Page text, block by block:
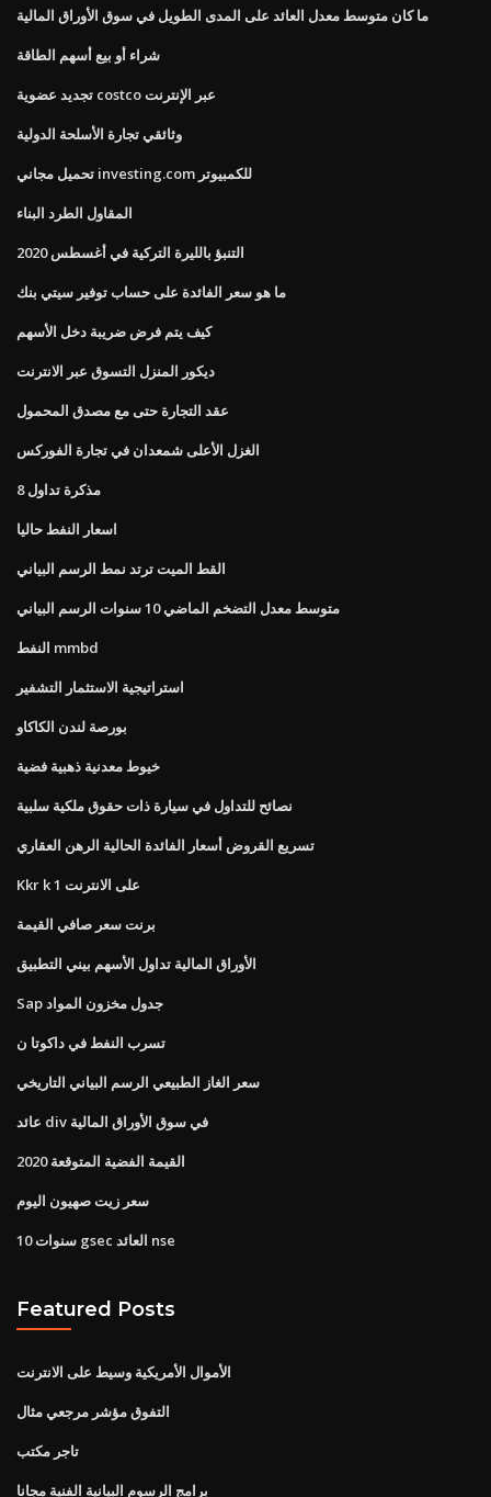
ما كان متوسط ​​معدل العائد على المدى الطويل في سوق الأوراق المالية
شراء أو بيع أسهم الطاقة
تجديد عضوية costco عبر الإنترنت
وثائقي تجارة الأسلحة الدولية
تحميل مجاني investing.com للكمبيوتر
المقاول الطرد البناء
التنبؤ بالليرة التركية في أغسطس 2020
ما هو سعر الفائدة على حساب توفير سيتي بنك
كيف يتم فرض ضريبة دخل الأسهم
ديكور المنزل التسوق عبر الانترنت
عقد التجارة حتى مع مصدق المحمول
الغزل الأعلى شمعدان في تجارة الفوركس
مذكرة تداول 8
اسعار النفط حاليا
القط الميت ترتد نمط الرسم البياني
متوسط ​​معدل التضخم الماضي 10 سنوات الرسم البياني
النفط mmbd
استراتيجية الاستثمار التشفير
بورصة لندن الكاكاو
خيوط معدنية ذهبية فضية
نصائح للتداول في سيارة ذات حقوق ملكية سلبية
تسريع القروض أسعار الفائدة الحالية الرهن العقاري
Kkr k 1 على الانترنت
برنت سعر صافي القيمة
الأوراق المالية تداول الأسهم بيني التطبيق
Sap جدول مخزون المواد
تسرب النفط في داكوتا ن
سعر الغاز الطبيعي الرسم البياني التاريخي
عائد div في سوق الأوراق المالية
القيمة الفضية المتوقعة 2020
سعر زيت صهيون اليوم
10 سنوات gsec العائد nse
Featured Posts
الأموال الأمريكية وسيط على الانترنت
التفوق مؤشر مرجعي مثال
تاجر مكتب
برامج الرسوم البيانية الفنية مجانا